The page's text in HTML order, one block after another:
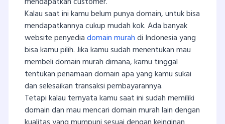
Kalau saat ini kamu belum punya domain, untuk bisa
mendapatkannya cukup mudah kok. Ada banyak
website penyediadomain murahdi Indonesia yang
bisa kamu pilih. Jika kamu sudah menentukan mau
membeli domain murah dimana, kamu tinggal
tentukan penamaan domain apa yang kamu sukai
dan selesaikan transaksi pembayarannya.
Tetapi kalau ternyata kamu saat ini sudah memiliki
domain dan mau mencari domain murah lain dengan